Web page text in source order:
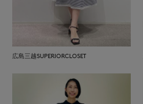
広島三越SUPERIORCLOSET